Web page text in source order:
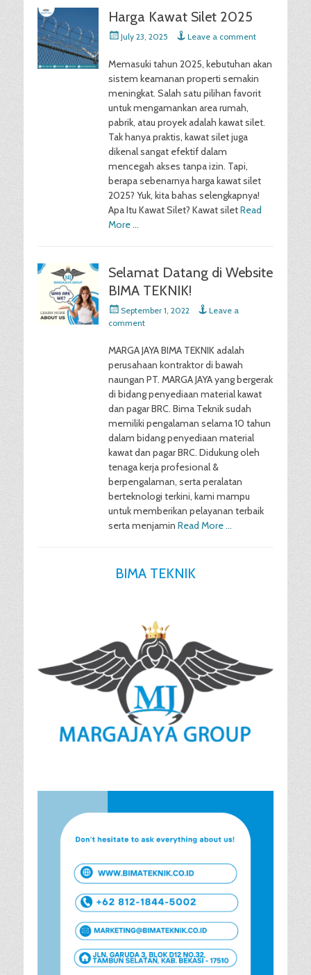
Harga Kawat Silet 2025
PostedJuly 23, 2025 Leave a comment
Memasuki tahun 2025, kebutuhan akan
sistem keamanan properti semakin
meningkat. Salah satu pilihan favorit
untuk mengamankan area rumah,
pabrik, atau proyek adalah kawat silet.
Tak hanya praktis, kawat silet juga
dikenal sangat efektif dalam
mencegah akses tanpa izin. Tapi,
berapa sebenarnya harga kawat silet
2025? Yuk, kita bahas selengkapnya!
Apa Itu Kawat Silet? Kawat siletRead
More …
Selamat Datang di Website
BIMA TEKNIK!
Posted
on
September 1, 2022
Leave a
comment
MARGA JAYA BIMA TEKNIK adalah
perusahaan kontraktor di bawah
naungan PT. MARGA JAYA yang bergerak
di bidang penyediaan material kawat
dan pagar BRC. Bima Teknik sudah
memiliki pengalaman selama 10 tahun
dalam bidang penyediaan material
kawat dan pagar BRC. Didukung oleh
tenaga kerja profesional &
berpengalaman, serta peralatan
berteknologi terkini, kami mampu
untuk memberikan pelayanan terbaik
serta menjamin Read More …
BIMA TEKNIK